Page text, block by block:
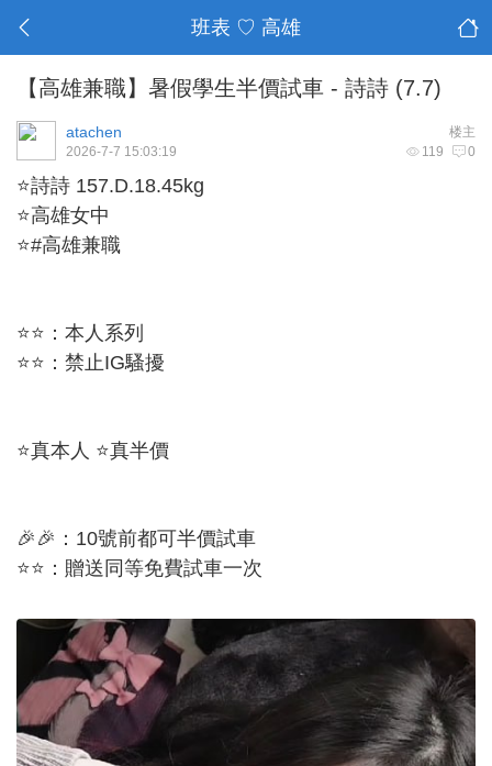
班表 ♡ 高雄
【高雄兼職】暑假學生半價試車 - 詩詩 (7.7)
楼主
atachen
119 0
2026-7-7 15:03:19
⭐詩詩 157.D.18.45kg
⭐高雄女中
⭐#高雄兼職
⭐⭐：本人系列
⭐⭐：禁止IG騷擾
⭐真本人 ⭐真半價
🎉🎉：10號前都可半價試車
⭐⭐：贈送同等免費試車一次